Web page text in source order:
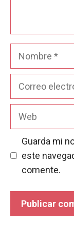
Nombre
Guarda mi
este
comente.